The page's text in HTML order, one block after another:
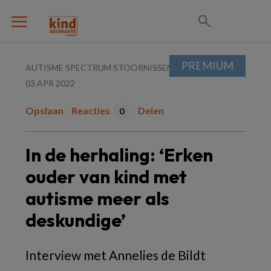
AUTISME SPECTRUM STOORNISSEN (ASS)
03 APR 2022
Opslaan Reacties 0 Delen
In de herhaling: ‘Erken
ouder van kind met
autisme meer als
deskundige’
Interview met Annelies de Bildt
PREMIUM